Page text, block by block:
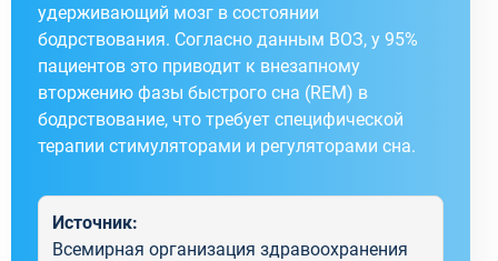
удерживающий мозг в состоянии
бодрствования. Согласно данным ВОЗ, у 95%
пациентов это приводит к внезапному
вторжению фазы быстрого сна (REM) в
бодрствование, что требует специфической
терапии стимуляторами и регуляторами сна.
Источник:
Всемирная организация здравоохранения